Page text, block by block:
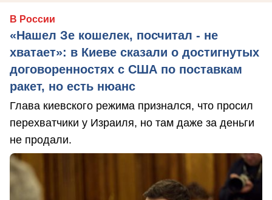
В России
«Нашел Зе кошелек, посчитал - не
хватает»: в Киеве сказали о достигнутых
договоренностях с США по поставкам
ракет, но есть нюанс
Глава киевского режима признался, что просил
перехватчики у Израиля, но там даже за деньги
не продали.